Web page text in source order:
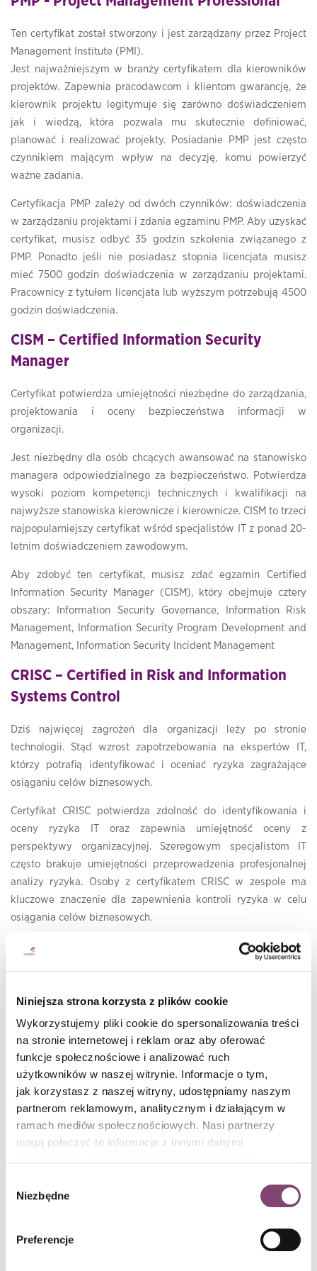
Niniejsza strona korzysta z plików cookie
Wykorzystujemy pliki cookie do spersonalizowania treści
na stronie internetowej i reklam oraz aby oferować
funkcje społecznościowe i analizować ruch
użytkowników w naszej witrynie. Informacje o tym,
jak korzystasz z naszej witryny, udostępniamy naszym
partnerom reklamowym, analitycznym i działającym w
ramach mediów społecznościowych. Nasi partnerzy
mogą połączyć te informacje z innymi danymi
polityce cookies
zgody
Niezbędne
Preferencje
Ten certyfikat został stworzony i jest zarządzany przez Project
Management Institute (PMI).
Jest najważniejszym w branży certyfikatem dla kierowników
projektów. Zapewnia pracodawcom i klientom gwarancję, że
kierownik projektu legitymuje się zarówno doświadczeniem
jak i wiedzą, która pozwala mu skutecznie definiować,
planować i realizować projekty. Posiadanie PMP jest często
czynnikiem mającym wpływ na decyzję, komu powierzyć
ważne zadania.
Certyfikacja PMP zależy od dwóch czynników: doświadczenia
w zarządzaniu projektami i zdania egzaminu PMP. Aby uzyskać
certyfikat, musisz odbyć 35 godzin szkolenia związanego z
PMP. Ponadto jeśli nie posiadasz stopnia licencjata musisz
mieć 7500 godzin doświadczenia w zarządzaniu projektami.
Pracownicy z tytułem licencjata lub wyższym potrzebują 4500
godzin doświadczenia.
CISM – Certified Information Security
Manager
Certyfikat potwierdza umiejętności niezbędne do zarządzania,
projektowania i oceny bezpieczeństwa informacji w
organizacji.
Jest niezbędny dla osób chcących awansować na stanowisko
managera odpowiedzialnego za bezpieczeństwo. Potwierdza
wysoki poziom kompetencji technicznych i kwalifikacji na
najwyższe stanowiska kierownicze i kierownicze. CISM to trzeci
najpopularniejszy certyfikat wśród specjalistów IT z ponad 20-
letnim doświadczeniem zawodowym.
Aby zdobyć ten certyfikat, musisz zdać egzamin Certified
Information Security Manager (CISM), który obejmuje cztery
obszary: Information Security Governance, Information Risk
Management, Information Security Program Development and
Management, Information Security Incident Management
CRISC – Certified in Risk and Information
Systems Control
Dziś najwięcej zagrożeń dla organizacji leży po stronie
technologii. Stąd wzrost zapotrzebowania na ekspertów IT,
którzy potrafią identyfikować i oceniać ryzyka zagrażające
osiąganiu celów biznesowych.
Certyfikat CRISC potwierdza zdolność do identyfikowania i
oceny ryzyka IT oraz zapewnia umiejętność oceny z
perspektywy organizacyjnej. Szeregowym specjalistom IT
często brakuje umiejętności przeprowadzenia profesjonalnej
analizy ryzyka. Osoby z certyfikatem CRISC w zespole ma
kluczowe znaczenie dla zapewnienia kontroli ryzyka w celu
osiągania celów biznesowych.
Osoby z certyfikatem CRISC mogą pracować jako
managerowie bezpieczeństwa, kierownicy, jak również jako
Aby uzyskać ten certyfikat, należy zdać egzamin Certified in
Risk and Information Systems Control (CRISC), który składa się
z czterech obszarów: IT Risk Identification, IT Risk Assessment,
Risk Response and Mitigation, Risk Control, Monitoring and
Reporting
CISSP – Certified Information Systems
Security Professional
Otrzymanie certyfikatu z CISSP jest porównywane do
Jego posiadanie oznacza posiadanie kompetencji potrzebnych
programem bezpieczeństwa cybernetycznego.